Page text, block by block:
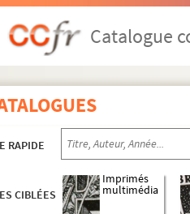
Catalogue
RAPIDE
CIBLÉES
Imprimés
multimédia